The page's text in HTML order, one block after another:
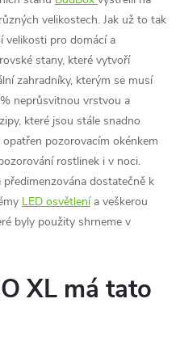
velikostech. Jak už to tak
velikosti pro domácí a
stany, které vytvoří
zahradníky, kterým se musí
neprůsvitnou vrstvou a
které jsou stále snadno
pozorovacím okénkem
rostlinek i v noci.
dostatečně k
LED osvětlenía veškerou
byly použity shrneme v
XL má tato